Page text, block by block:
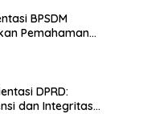
BPSDM
Pemahaman
DPRD:
dan Integritas